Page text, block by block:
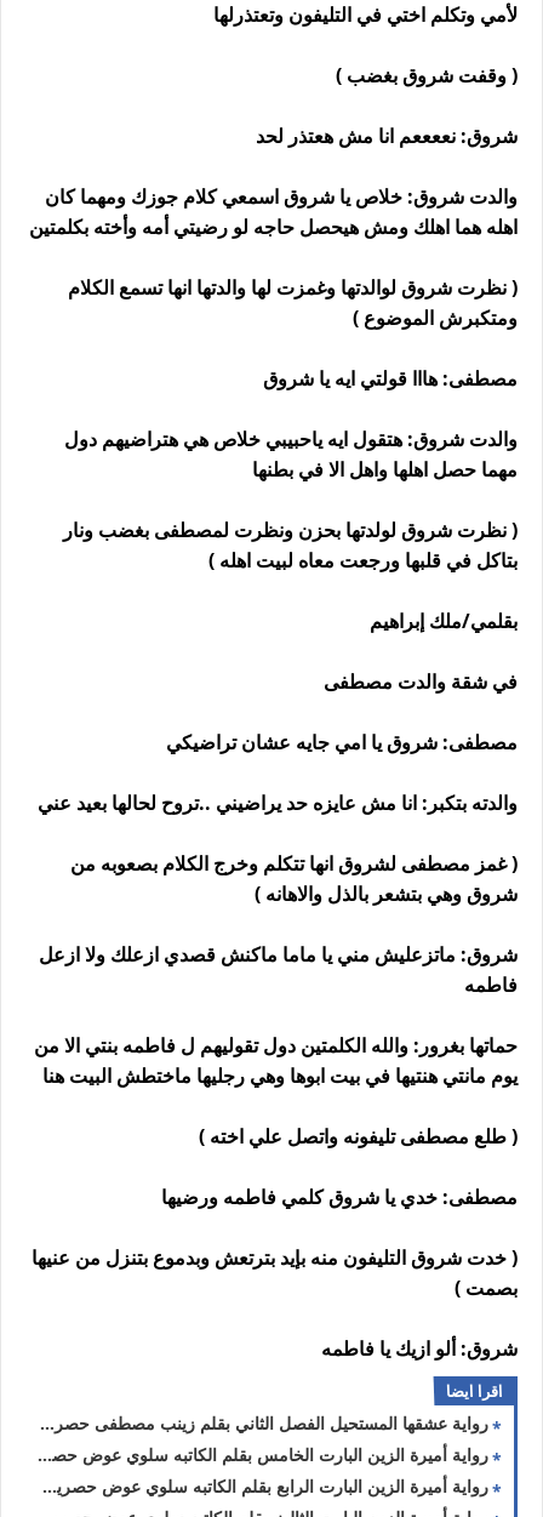
لأمي وتكلم اختي في التليفون وتعتذرلها
( وقفت شروق بغضب )
شروق: نععععم انا مش هعتذر لحد
والدت شروق: خلاص يا شروق اسمعي كلام جوزك ومهما كان
اهله هما اهلك ومش هيحصل حاجه لو رضيتي أمه وأخته بكلمتين
( نظرت شروق لوالدتها وغمزت لها والدتها انها تسمع الكلام
ومتكبرش الموضوع )
مصطفى: هااا قولتي ايه يا شروق
والدت شروق: هتقول ايه ياحبيبي خلاص هي هتراضيهم دول
مهما حصل اهلها واهل الا في بطنها
( نظرت شروق لولدتها بحزن ونظرت لمصطفى بغضب ونار
بتاكل في قلبها ورجعت معاه لبيت اهله )
بقلمي/ملك إبراهيم
في شقة والدت مصطفى
مصطفى: شروق يا امي جايه عشان تراضيكي
والدته بتكبر: انا مش عايزه حد يراضيني ..تروح لحالها بعيد عني
( غمز مصطفى لشروق انها تتكلم وخرج الكلام بصعوبه من
شروق وهي بتشعر بالذل والاهانه )
شروق: ماتزعليش مني يا ماما ماكنش قصدي ازعلك ولا ازعل
فاطمه
حماتها بغرور: والله الكلمتين دول تقوليهم ل فاطمه بنتي الا من
يوم مانتي هنتيها في بيت ابوها وهي رجليها ماختطش البيت هنا
( طلع مصطفى تليفونه واتصل علي اخته )
مصطفى: خدي يا شروق كلمي فاطمه ورضيها
( خدت شروق التليفون منه بإيد بترتعش وبدموع بتنزل من عنيها
بصمت )
شروق: ألو ازيك يا فاطمه
اقرا ايضا
رواية عشقها المستحيل الفصل الثاني بقلم زينب مصطفى حصريه وجديده
رواية أميرة الزين البارت الخامس بقلم الكاتبه سلوي عوض حصريه وجديده
رواية أميرة الزين البارت الرابع بقلم الكاتبه سلوي عوض حصريه وجديده